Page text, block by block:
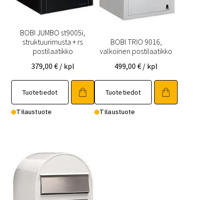
BOBI JUMBO st9005i,
struktuurimusta + rs
postilaatikko
379,00 € / kpl
Tuotetiedot
Tilaustuote
BOBI TRIO 9016,
valkoinen postilaatikko
499,00€ / kpl
Tuotetiedot
Tilaustuote